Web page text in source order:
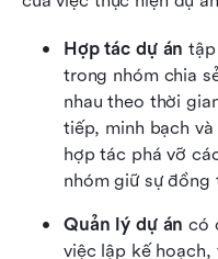
Hợp tác dự án tập
trong nhóm chia
nhau theo thời
tiếp, minh bạch
hợp tác phá vỡ
nhóm giữ sự đồng
Quản lý dự án có
việc lập kế